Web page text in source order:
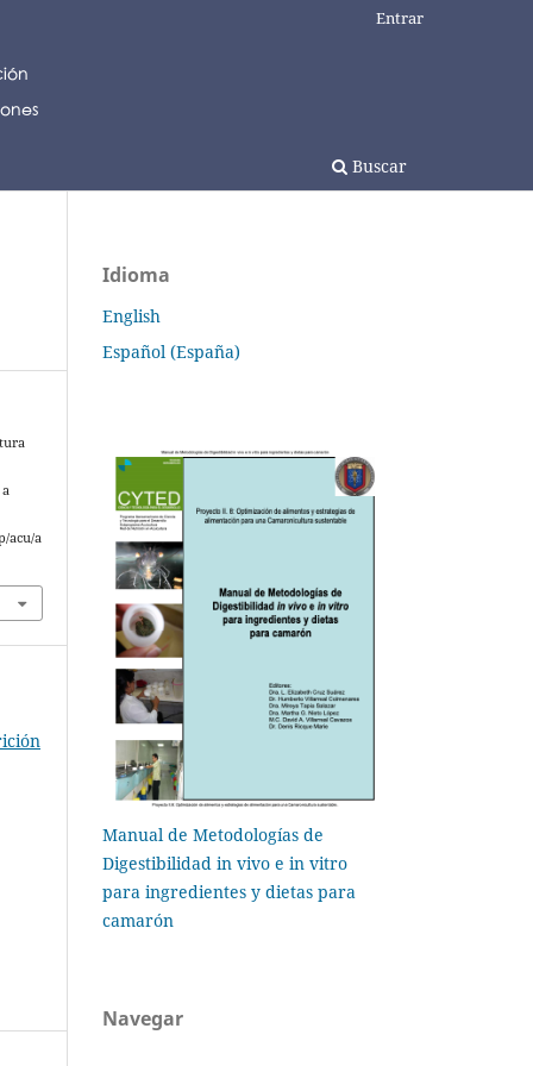
Buscar
Entrar
acu/a
Idioma
English
Español (España)
Manual de Metodologías de
Digestibilidad in vivo e in vitro
para ingredientes y dietas para
camarón
Navegar